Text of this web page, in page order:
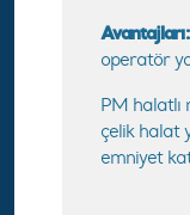
Avantajları:
operatör
PM halatlı
çelik halat
emniyet